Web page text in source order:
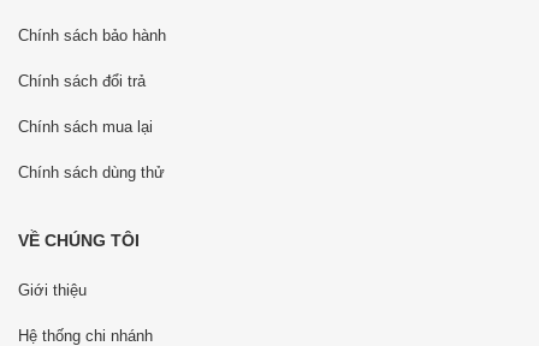
Chính sách bảo hành
Chính sách đổi trả
Chính sách mua lại
Chính sách dùng thử
VỀ CHÚNG TÔI
Giới thiệu
Hệ thống chi nhánh